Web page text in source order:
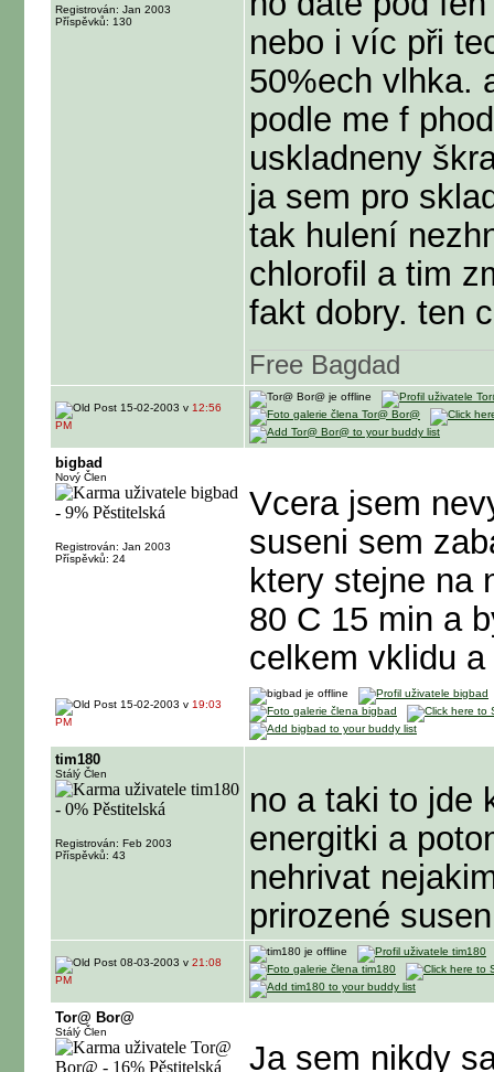
Registrován: Jan 2003
Příspěvků: 130
nebo i víc při
50%ech vlhka.
podle me f
uskladneny
ja sem pro
tak hulení
chlorofil a tim
fakt dobry. ten
Free Bagdad
15-02-2003 v 12:56
PM
bigbad
Nový Člen
Registrován: Jan 2003
Příspěvků: 24
Vcera jsem
suseni sem
ktery stejne na
80 C 15 min a
celkem vklidu
15-02-2003 v 19:03
PM
tim180
Stálý Člen
Registrován: Feb 2003
Příspěvků: 43
no a taki to jde
energitki a
nehrivat
prirozené
08-03-2003 v 21:08
PM
Tor@ Bor@
Stálý Člen
Ja sem nikdy